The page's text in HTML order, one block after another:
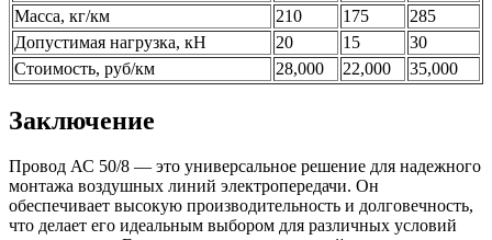
Масса, кг/км
210 175
285
Допустимая нагрузка, кН
20 15
30
Стоимость, руб/км
28,000 22,000 35,000
Заключение
Провод АС 50/8 — это универсальное решение для надежного
монтажа воздушных линий электропередачи. Он
обеспечивает высокую производительность и долговечность,
что делает его идеальным выбором для различных условий